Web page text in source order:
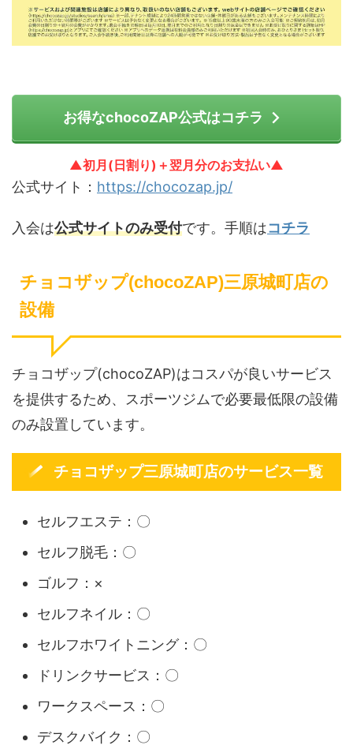
お得なchocoZAP公式はコチラ
▲初月(日割り)＋翌月分のお支払い▲
公式サイト： https://chocozap.jp/
入会は公式サイトのみ受付です。手順はコチラ
チョコザップ(chocoZAP)三原城町店の
設備
チョコザップ(chocoZAP)はコスパが良いサービス
を提供するため、スポーツジムで必要最低限の設備
のみ設置しています。
チョコザップ三原城町店のサービス一覧
セルフエステ：〇
セルフ脱毛：〇
ゴルフ：×
セルフネイル：〇
セルフホワイトニング：〇
ドリンクサービス：〇
ワークスペース：〇
デスクバイク：〇